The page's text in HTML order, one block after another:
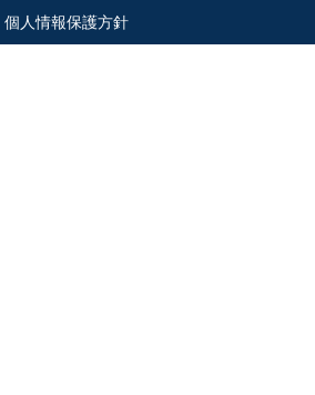
個人情報保護方針